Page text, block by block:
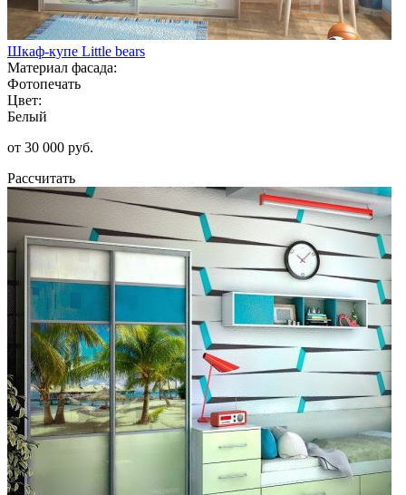
Шкаф-купе Little bears
Материал фасада:
Фотопечать
Цвет:
Белый
от 30 000 руб.
Рассчитать